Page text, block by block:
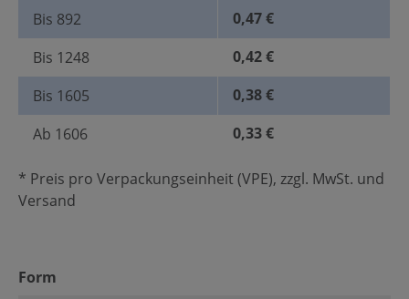
Bis 892
0,47 €
Bis 1248
0,42 €
Bis 1605
0,38 €
Ab 1606 0,33 €
* Preis pro Verpackungseinheit (VPE), zzgl. MwSt. und
Versand
Form